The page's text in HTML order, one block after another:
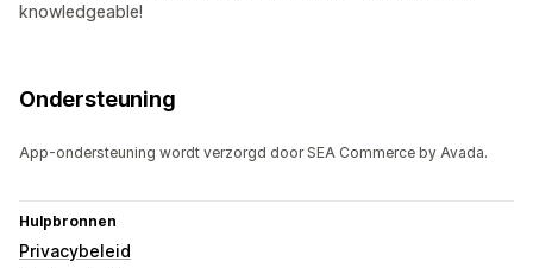
knowledgeable!
Ondersteuning
App-ondersteuning wordt verzorgd door SEA Commerce by Avada.
Hulpbronnen
Privacybeleid